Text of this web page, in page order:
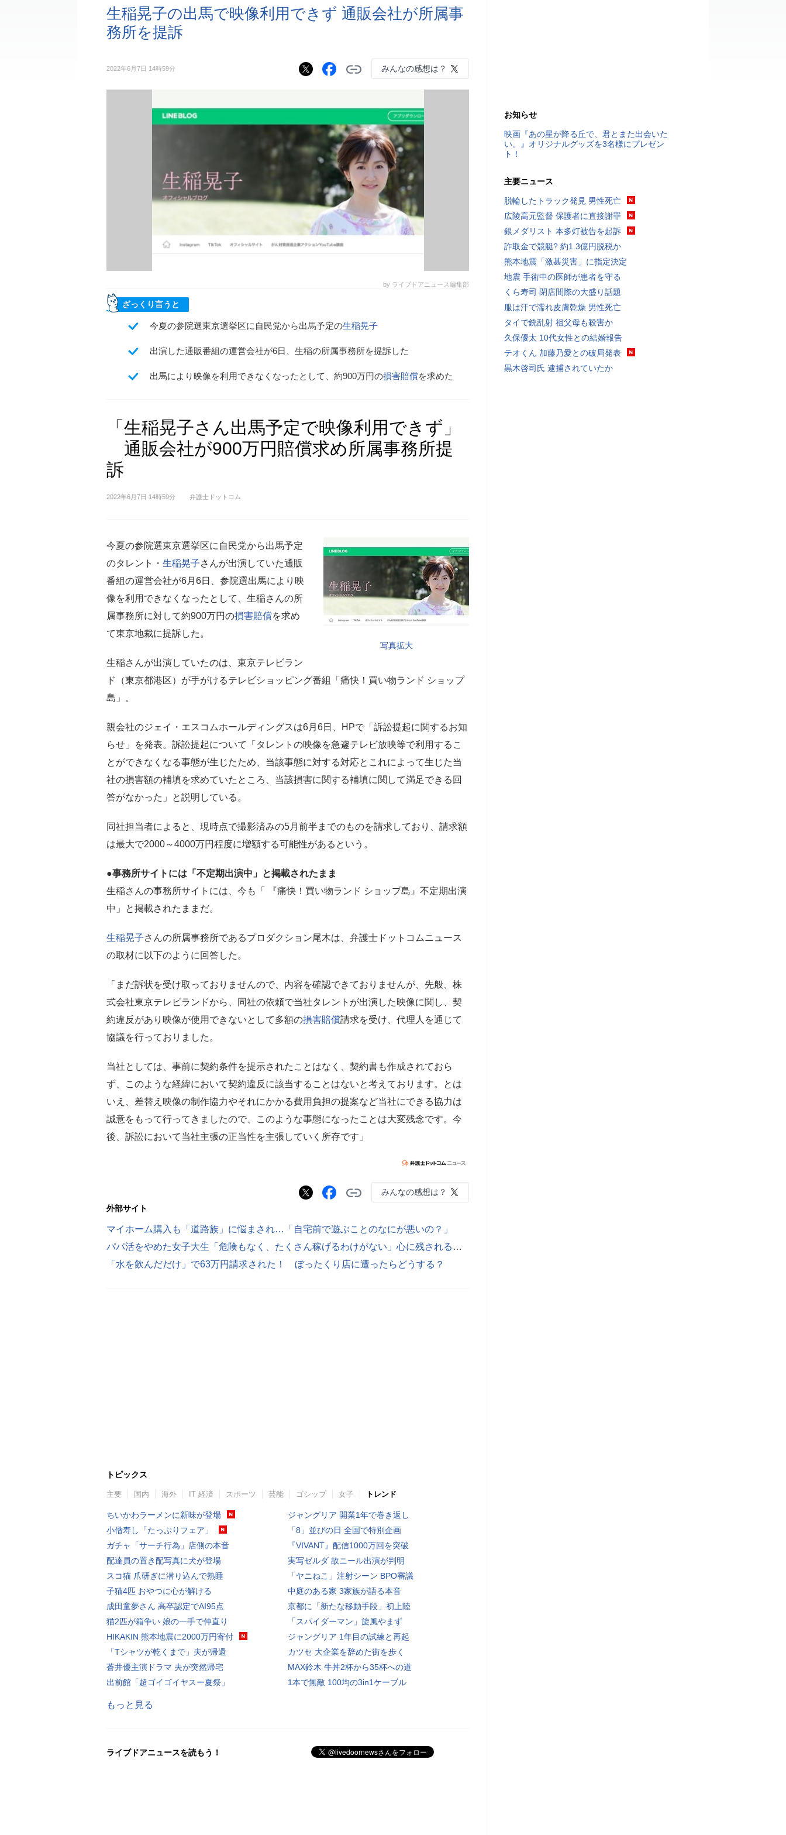
生稲晃子の出馬で映像利用できず 通販会社が所属事
務所を提訴
2022年6月7日 14時59分 みんなの感想は？
by ライブドアニュース編集部
ざっくり言うと
今夏の参院選東京選挙区に自民党から出馬予定の生稲晃子
出演した通販番組の運営会社が6日、生稲の所属事務所を提訴した
出馬により映像を利用できなくなったとして、約900万円の損害賠償を求めた
「生稲晃子さん出馬予定で映像利用できず」
通販会社が900万円賠償求め所属事務所提
訴
2022年6月7日 14時59分 弁護士ドットコム
写真拡大
今夏の参院選東京選挙区に自民党から出馬予定
のタレント・ 生稲晃子さんが出演していた通販
番組の運営会社が6月6日、参院選出馬により映
像を利用できなくなったとして、生稲さんの所
属事務所に対して約900万円の損害賠償を求め
て東京地裁に提訴した。
生稲さんが出演していたのは、東京テレビラン
ド（東京都港区）が手がけるテレビショッピング番組「痛快！買い物ランド ショップ
島」。
親会社のジェイ・エスコムホールディングスは6月6日、HPで「訴訟提起に関するお知
らせ」を発表。訴訟提起について「タレントの映像を急遽テレビ放映等で利用するこ
とができなくなる事態が生じたため、当該事態に対する対応とこれによって生じた当
社の損害額の補填を求めていたところ、当該損害に関する補填に関して満足できる回
答がなかった」と説明している。
同社担当者によると、現時点で撮影済みの5月前半までのものを請求しており、請求額
は最大で2000～4000万円程度に増額する可能性があるという。
●事務所サイトには「不定期出演中」と掲載されたまま
生稲さんの事務所サイトには、今も「 『痛快！買い物ランド ショップ島』不定期出演
中」と掲載されたままだ。
生稲晃子さんの所属事務所であるプロダクション尾木は、弁護士ドットコムニュース
の取材に以下のように回答した。
「まだ訴状を受け取っておりませんので、内容を確認できておりませんが、先般、株
式会社東京テレビランドから、同社の依頼で当社タレントが出演した映像に関し、契
約違反があり映像が使用できないとして多額の損害賠償請求を受け、代理人を通じて
協議を行っておりました。
当社としては、事前に契約条件を提示されたことはなく、契約書も作成されておら
ず、このような経緯において契約違反に該当することはないと考えております。とは
いえ、差替え映像の制作協力やそれにかかる費用負担の提案など当社にできる協力は
誠意をもって行ってきましたので、このような事態になったことは大変残念です。今
後、訴訟において当社主張の正当性を主張していく所存です」
みんなの感想は？
外部サイト
マイホーム購入も「道路族」に悩まされ…「自宅前で遊ぶことのなにが悪いの？」
パパ活をやめた女子大生「危険もなく、たくさん稼げるわけがない」心に残される深い傷
「水を飲んだだけ」で63万円請求された！ ぼったくり店に遭ったらどうする？
トピックス
主要 国内 海外 IT 経済 スポーツ 芸能 ゴシップ 女子 トレンド
ちいかわラーメンに新味が登場
小僧寿し「たっぷりフェア」
ガチャ「サーチ行為」店側の本音
配達員の置き配写真に犬が登場
スコ猫 爪研ぎに潜り込んで熟睡
子猫4匹 おやつに心が解ける
成田童夢さん 高卒認定でAI95点
猫2匹が箱争い 娘の一手で仲直り
HIKAKIN 熊本地震に2000万円寄付
「Tシャツが乾くまで」夫が帰還
蒼井優主演ドラマ 夫が突然帰宅
出前館「超ゴイゴイヤスー夏祭」
ジャングリア 開業1年で巻き返し
「8」並びの日 全国で特別企画
『VIVANT』配信1000万回を突破
実写ゼルダ 故ニール出演が判明
「ヤニねこ」注射シーン BPO審議
中庭のある家 3家族が語る本音
京都に「新たな移動手段」初上陸
「スパイダーマン」旋風やまず
ジャングリア 1年目の試練と再起
カツセ 大企業を辞めた街を歩く
MAX鈴木 牛丼2杯から35杯への道
1本で無敵 100均の3in1ケーブル
もっと見る
ライブドアニュースを読もう！
お知らせ
映画『あの星が降る丘で、君とまた出会いた
い。』オリジナルグッズを3名様にプレゼン
ト！
主要ニュース
脱輪したトラック発見 男性死亡
広陵高元監督 保護者に直接謝罪
銀メダリスト 本多灯被告を起訴
詐取金で競艇? 約1.3億円脱税か
熊本地震「激甚災害」に指定決定
地震 手術中の医師が患者を守る
くら寿司 閉店間際の大盛り話題
服は汗で濡れ皮膚乾燥 男性死亡
タイで銃乱射 祖父母も殺害か
久保優太 10代女性との結婚報告
テオくん 加藤乃愛との破局発表
黒木啓司氏 逮捕されていたか